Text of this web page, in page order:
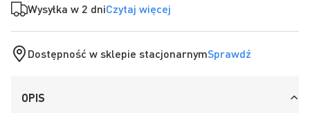
Wysyłka w 2 dniCzytaj więcej
Dostępność w sklepie stacjonarnymSprawdź
OPIS